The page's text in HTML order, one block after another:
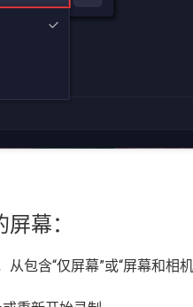
幕：
包含“仅屏幕”或“屏幕和相